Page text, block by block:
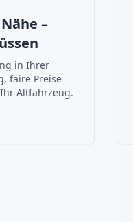
–
in Ihrer
faire Preise
Altfahrzeug.